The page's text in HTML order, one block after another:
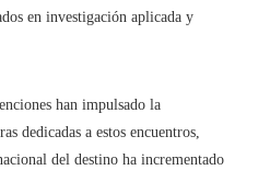
en investigación aplicada y
han impulsado la
dedicadas a estos encuentros,
del destino ha incrementado